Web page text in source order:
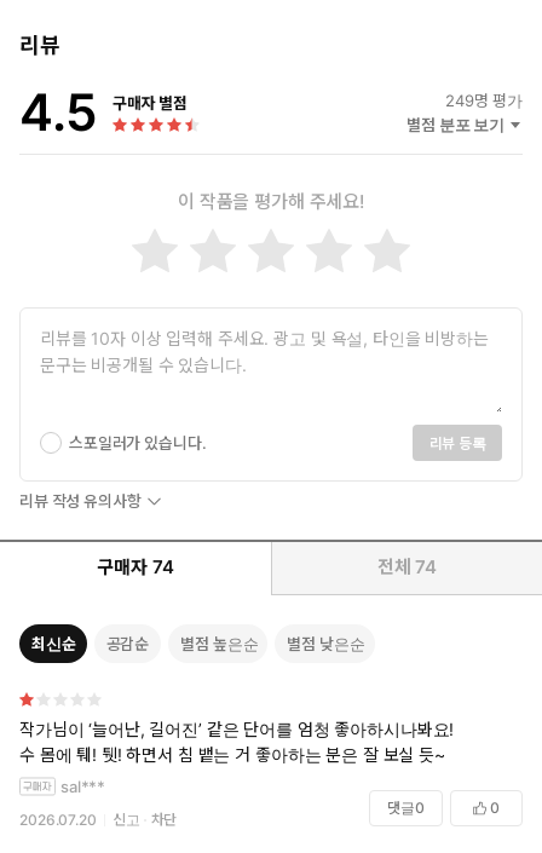
리뷰
4.5 구매자 별점 249명 평가
별점 분포 보기
이 작품을 평가해 주세요!
스포일러가 있습니다. 리뷰 등록
리뷰 작성 유의사항
구매자 74 전체 74
최신순 공감순 별점 높은순 별점 낮은순
작가님이 ‘늘어난, 길어진’ 같은 단어를 엄청 좋아하시나봐요!
수 몸에 퉤! 퉷! 하면서 침 뱉는 거 좋아하는 분은 잘 보실 듯~
sal***
2026.07.20 신고 차단
댓글0 0